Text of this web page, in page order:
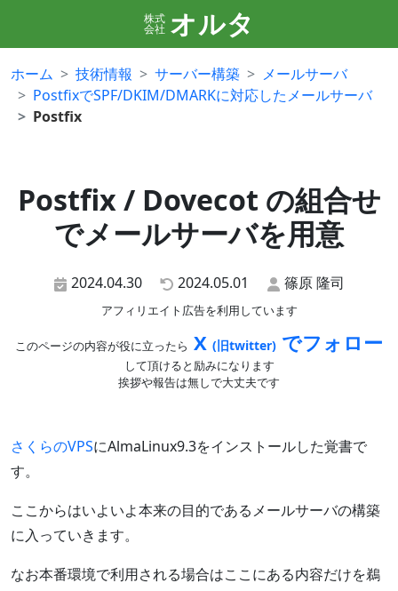
株式
会社 オルタ
ホーム 技術情報 サーバー構築
メールサーバ
PostfixでSPF/DKIM/DMARKに対応したメールサーバ
Postfix
Postfix / Dovecot の組合せ
でメールサーバを用意
2024.04.30 2024.05.01 篠原 隆司
アフィリエイト広告を利用しています
このページの内容が役に立ったら X (旧twitter) でフォロー
して頂けると励みになります
挨拶や報告は無しで大丈夫です
さくらのVPSにAlmaLinux9.3をインストールした覚書で
す。
ここからはいよいよ本来の目的であるメールサーバの構築
に入っていきます。
なお本番環境で利用される場合はここにある内容だけを鵜